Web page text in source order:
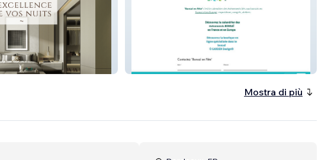
Bonsai en Fete
Mostra di più